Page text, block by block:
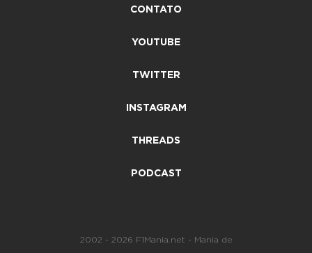
CONTATO
YOUTUBE
TWITTER
INSTAGRAM
THREADS
PODCAST
2002 - 2026 F1Mania.net - Mania de